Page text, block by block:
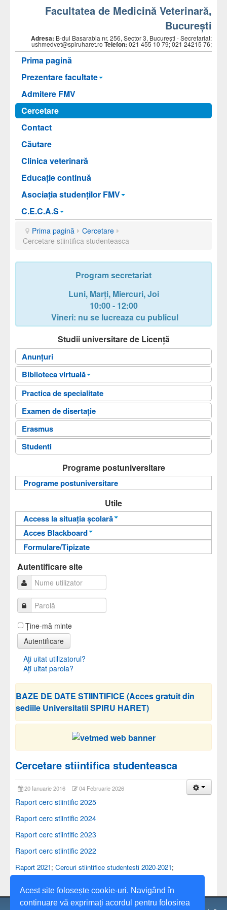
Acest site folosește cookie-uri. Navigând în
continuare vă exprimați acordul pentru folosirea
Facultatea de Medicină Veterinară,
Bucureşti
Adresa: B-dul Basarabia nr. 256, Sector 3, Bucureşti - Secretariat:
ushmedvet@spiruharet.ro Telefon: 021 455 10 79; 021 24215 76;
Prima pagină
Prezentare facultate
Admitere FMV
Cercetare
Contact
Căutare
Clinica veterinară
Educație continuă
Asociaţia studenţilor FMV
C.E.C.A.S
Prima pagină
Cercetare
Cercetare stiintifica studenteasca
Program secretariat
Luni, Marți, Miercuri, Joi
10:00 - 12:00
Vineri: nu se lucreaza cu publicul
Studii universitare de Licență
Anunțuri
Biblioteca virtuală
Biblioteca Facultatii
Fişele disciplinelor
Ghiduri universitare
Planuri de învățământ
Teme Examen
Sinteze cursuri
Carti online
Practica de specialitate
Examen de disertație
Erasmus
Studenti
Programe postuniversitare
Programe postuniversitare
Utile
Access la situația școlară
Informații pentru acces
Autentificare
Acces Blackboard
Informații pentru acces
Autentificare
Formulare/Tipizate
Autentificare site
Ţine-mă minte
Autentificare
Aţi uitat utilizatorul?
Aţi uitat parola?
BAZE DE DATE STIINTIFICE (Acces gratuit din
sediile Universitatii SPIRU HARET)
Cercetare stiintifica studenteasca
20 Ianuarie 2016 04 Februarie 2026
Raport cerc stiintific 2025
Raport cerc stiintific 2024
Raport cerc stiintific 2023
Raport cerc stiintific 2022
Raport 2021; Cercuri stiintifice studentesti 2020-2021;